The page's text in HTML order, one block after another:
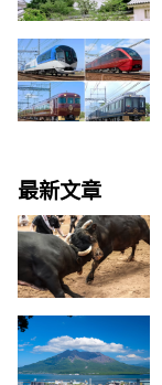
最新文章